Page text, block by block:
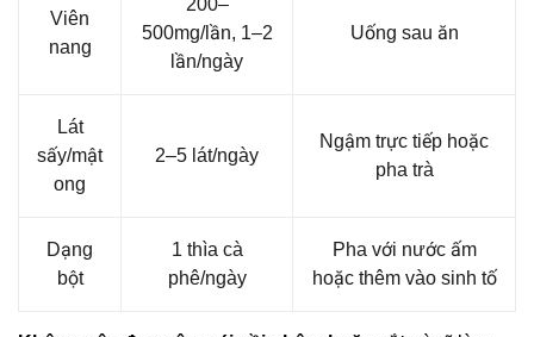
Viên
nang
200–
500mg/lần, 1–2
lần/ngày
Uống sau ăn
Lát
sấy/mật
ong
2–5 lát/ngày
Ngậm trực tiếp hoặc
pha trà
Dạng
bột
1 thìa cà
phê/ngày
Pha với nước ấm
hoặc thêm vào sinh tố